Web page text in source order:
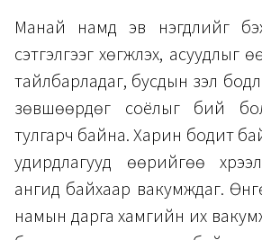
Манай намд эв нэгдлийг
сэтгэлгээг хөгжүүлэх,
тайлбарладаг, бусдын үзэл
зөвшөөрдөг соёлыг бий
тулгарч байна. Харин бодит
удирдлагууд өөрийгөө
ангид байхаар вакумждаг.
намын дарга хамгийн их